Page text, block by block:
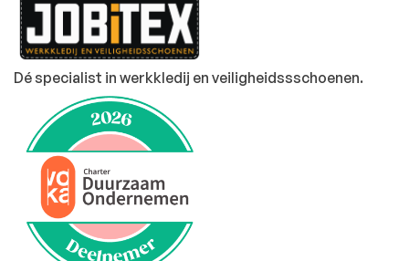
Dé specialist in werkkledij en veiligheidssschoenen.